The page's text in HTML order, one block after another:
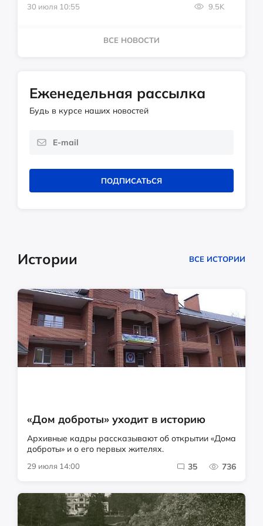
30 июля 10:55 9.5K
ВСЕ НОВОСТИ
Еженедельная рассылка
Будь в курсе наших новостей
ПОДПИСАТЬСЯ
Истории ВСЕ ИСТОРИИ
«Дом доброты» уходит в историю
Архивные кадры рассказывают об открытии «Дома
доброты» и о его первых жителях.
29 июля 14:00 35 736